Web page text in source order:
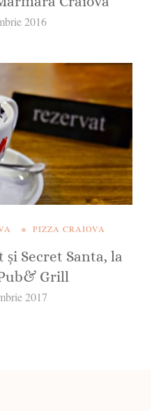
2016
PIZZA CRAIOVA
și Secret Santa, la
Grill
2017